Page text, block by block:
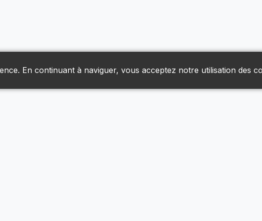
En continuant à naviguer, vous acceptez notre utilisation des